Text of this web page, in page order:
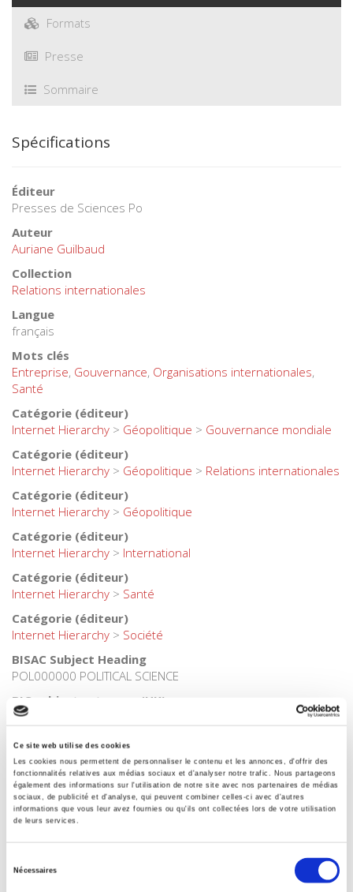
Ce site web utilise des cookies
Les cookies nous permettent de personnaliser le contenu et les annonces, d'offrir des
fonctionnalités relatives aux médias sociaux et d'analyser notre trafic. Nous partageons
également des informations sur l'utilisation de notre site avec nos partenaires de médias
sociaux, de publicité et d'analyse, qui peuvent combiner celles-ci avec d'autres
informations que vous leur avez fournies ou qu'ils ont collectées lors de votre utilisation
de leurs services.
Nécessaires
Formats
Presse
Sommaire
Spécifications
Éditeur
Presses de Sciences Po
Auteur
Auriane Guilbaud
Collection
Relations internationales
Langue
français
Mots clés
Entreprise, Gouvernance, Organisations internationales,
Santé
Catégorie (éditeur)
Internet Hierarchy > Géopolitique > Gouvernance mondiale
Catégorie (éditeur)
Internet Hierarchy > Géopolitique > Relations internationales
Catégorie (éditeur)
Internet Hierarchy > Géopolitique
Catégorie (éditeur)
Internet Hierarchy > International
Catégorie (éditeur)
Internet Hierarchy > Santé
Catégorie (éditeur)
Internet Hierarchy > Société
BISAC Subject Heading
POL000000 POLITICAL SCIENCE
BIC subject category (UK)
H Humanities
Code publique Onix
01 Grand public
CLIL (Version 2013-2019 )
3283 SCIENCES POLITIQUES
Crédit
Presses de Sciences Po
Date de première publication du titre